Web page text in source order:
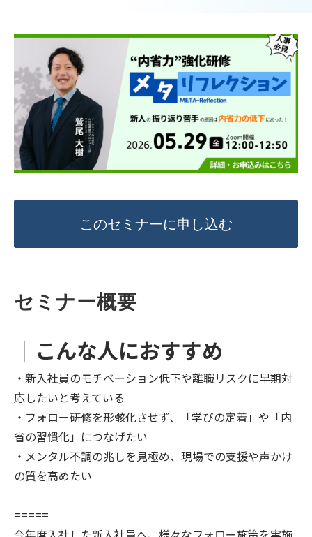
このセミナーに申し込む
セミナー概要
｜こんな人におすすめ
・新入社員のモチベーション低下や離職リスクに早期対
応したいと考えている
・フォロー研修を形骸化させず、「学びの定着」や「内
省の習慣化」につなげたい
・メンタル不調の兆しを見極め、現場での支援や声かけ
の質を高めたい
=====